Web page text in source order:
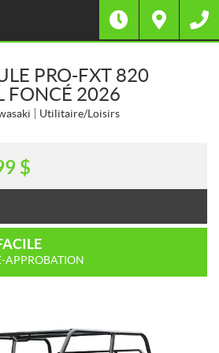
PRO-FXT 820
FONCÉ 2026
Utilitaire/Loisirs
$
APPROBATION